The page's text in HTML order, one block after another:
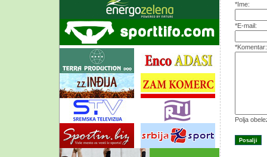
*Ime:
*E-mail:
*Komentar:
Polja